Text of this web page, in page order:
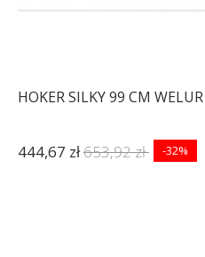
HOKER SILKY 99 CM
444,67 zł653,92 zł -32%